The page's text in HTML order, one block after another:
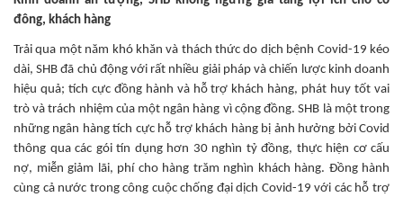
đông, khách hàng
Trải qua một năm khó khăn và thách thức do dịch bệnh Covid-19 kéo
dài, SHB đã chủ động với rất nhiều giải pháp và chiến lược kinh doanh
hiệu quả; tích cực đồng hành và hỗ trợ khách hàng, phát huy tốt vai
trò và trách nhiệm của một ngân hàng vì cộng đồng. SHB là một trong
những ngân hàng tích cực hỗ trợ khách hàng bị ảnh hưởng bởi Covid
thông qua các gói tín dụng hơn 30 nghìn tỷ đồng, thực hiện cơ cấu
nợ, miễn giảm lãi, phí cho hàng trăm nghìn khách hàng. Đồng hành
cùng cả nước trong công cuộc chống đại dịch Covid-19 với các hỗ trợ